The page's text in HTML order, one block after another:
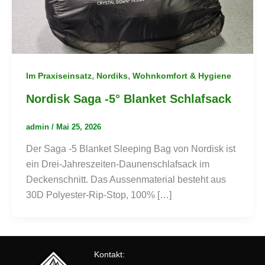
Im Praxiseinsatz, Nordiks, Wohnkomfort & Hygiene
Nordisk Saga -5° Blanket Schlafsack
admin / Mai 25, 2026
Der Saga -5 Blanket Sleeping Bag von Nordisk ist
ein Drei-Jahreszeiten-Daunenschlafsack im
Deckenschnitt. Das Aussenmaterial besteht aus
30D Polyester-Rip-Stop, 100% […]
Kontakt: